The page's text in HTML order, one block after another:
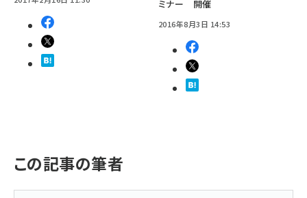
ミナー 開催
2016年8月3日 14:53
この記事の筆者